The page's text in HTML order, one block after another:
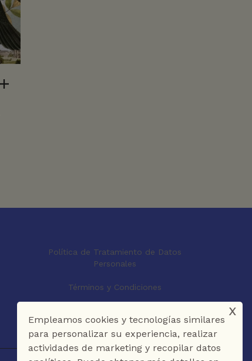
Política de Tratamiento de Datos
Personales
Términos y Condiciones
Empleamos cookies y tecnologías similares
para personalizar su experiencia, realizar
actividades de marketing y recopilar datos
x